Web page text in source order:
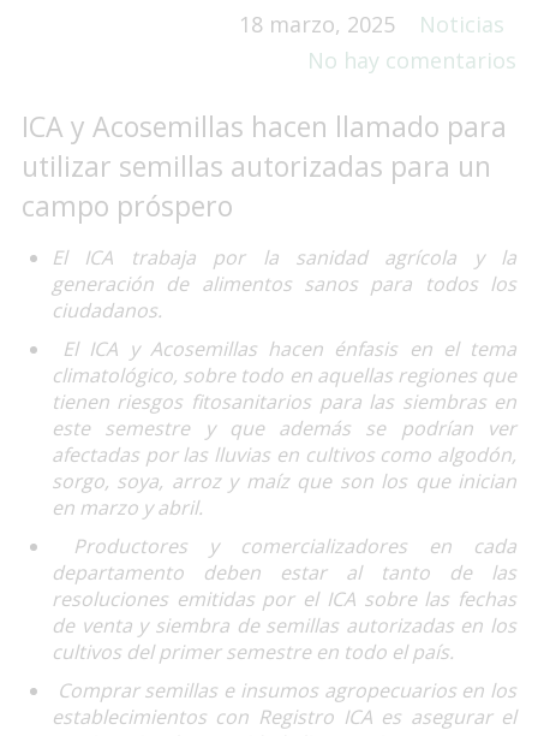
18 marzo, 2025
Noticias
No hay comentarios
ICA y Acosemillas hacen llamado para
utilizar semillas autorizadas para un
campo próspero
El ICA trabaja por la sanidad agrícola y la
generación de alimentos sanos para todos los
ciudadanos.
El ICA y Acosemillas hacen énfasis en el tema
climatológico, sobre todo en aquellas regiones que
tienen riesgos fitosanitarios para las siembras en
este semestre y que además se podrían ver
afectadas por las lluvias en cultivos como algodón,
sorgo, soya, arroz y maíz que son los que inician
en marzo y abril.
Productores y comercializadores en cada
departamento deben estar al tanto de las
resoluciones emitidas por el ICA sobre las fechas
de venta y siembra de semillas autorizadas en los
cultivos del primer semestre en todo el país.
Comprar semillas e insumos agropecuarios en los
establecimientos con Registro ICA es asegurar el